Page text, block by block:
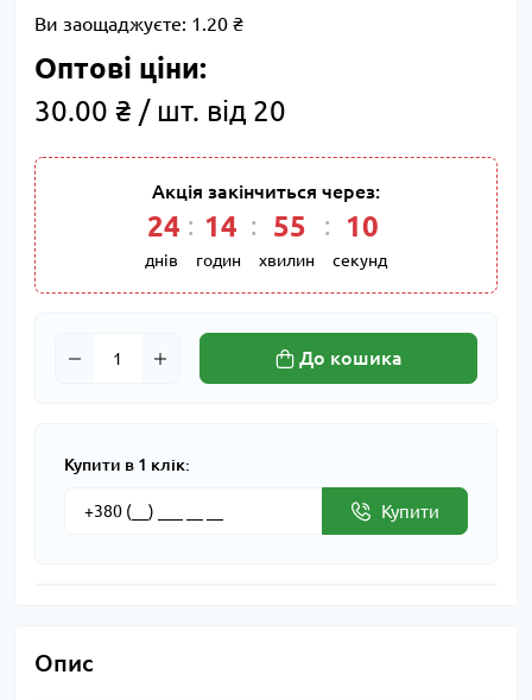
Ви заощаджуєте: 1.20 ₴
Оптові ціни:
30.00 ₴ / шт. від 20
Акція закінчиться через:
24
днів
14
годин
55
хвилин
10
секунд
До кошика
Купити в 1 клік:
Купити
Опис